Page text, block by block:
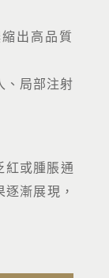
縮出高品質
、局部注射
紅或腫脹通
漸展現，